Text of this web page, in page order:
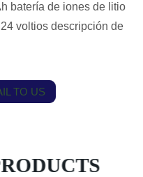
batería de iones de litio
voltios descripción de
TO US